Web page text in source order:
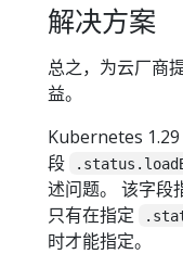
解决方案
总之，为云厂商
益。
Kubernetes
段
述问题。 该字段
只有在指定
时才能指定。